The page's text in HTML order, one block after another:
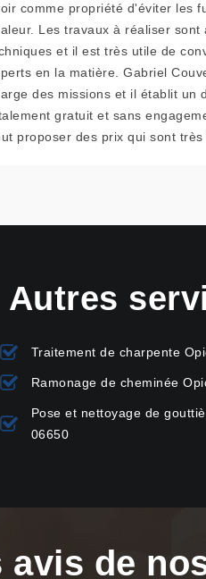
comme propriété d'éviter les
Les travaux à réaliser sont
et il est très utile de
en la matière. Gabriel
des missions et il établit un
gratuit et sans
proposer des prix qui sont
Autres
Traitement de charpente
Ramonage de cheminée
Pose et nettoyage de
06650
avis de